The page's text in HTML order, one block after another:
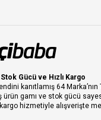
Stok Gücü ve Hızlı Kargo
kanıtlamış 64
ürün gamı ve stok gücü
kargo hizmetiyle alışverişte